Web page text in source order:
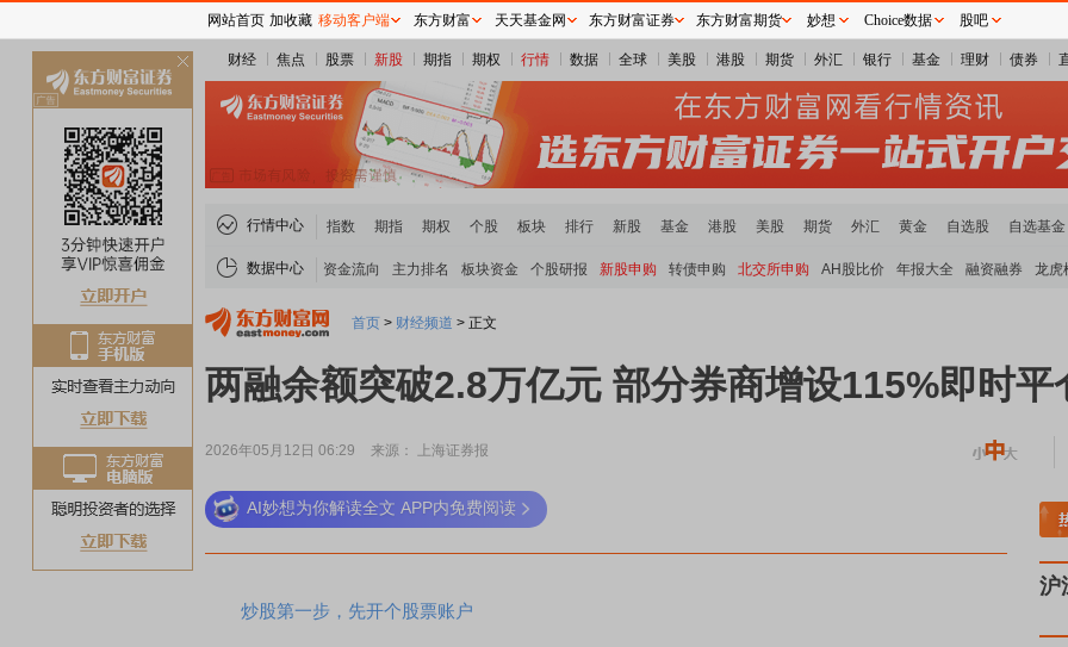
财经 焦点 股票 新股 期指 期权 行情 数据 全球 美股 港股 期货 外汇 银行 基金 理财 债券
行情中心 指数 期指 期权 个股 板块 排行 新股 基金 港股 美股 期货 外汇 黄金 自选股 自选基金
数据中心 资金流向 主力排名 板块资金 个股研报 新股申购 转债申购 北交所申购 AH股比价 年报大全 融资融券 龙虎
首页 > 财经频道 > 正文
两融余额突破2.8万亿元 部分券商增设115%即时平
2026年05月12日 06:29 来源： 上海证券报
AI妙想为你解读全文 APP内免费阅读
炒股第一步，先开个股票账户
稀土板块领涨 A股估值分析全览
沪
网站首页 加收藏 移动客户端 东方财富 天天基金网 东方财富证券 东方财富期货 妙想 Choice数据 股吧
关